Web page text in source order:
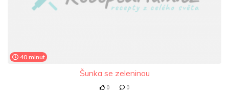
40 minut
Šunka se zeleninou
0 0